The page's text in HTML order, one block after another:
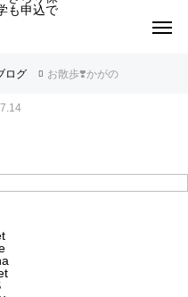
ログ お散歩❣️かがの